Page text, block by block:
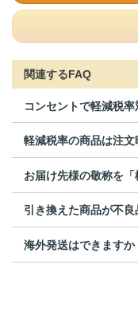
関連するFAQ
軽減税率の商品は注文
引き換えた商品が不
海外発送はできますか